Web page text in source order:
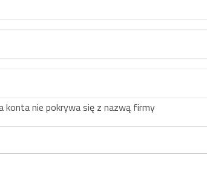
konta nie pokrywa się z nazwą firmy